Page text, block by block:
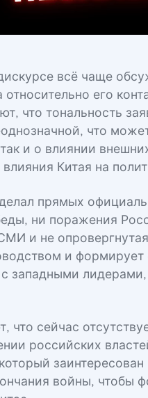
всё чаще
его
что тональность
что
и о влиянии
Китая на
прямых
ни поражения
и не
и формирует
западными
что сейчас
российских
войны, чтобы